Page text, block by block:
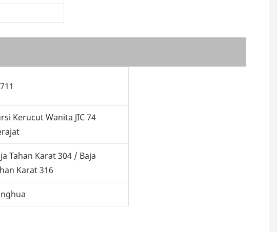
Kerucut Wanita JIC 74
Tahan Karat 304 / Baja
Karat 316